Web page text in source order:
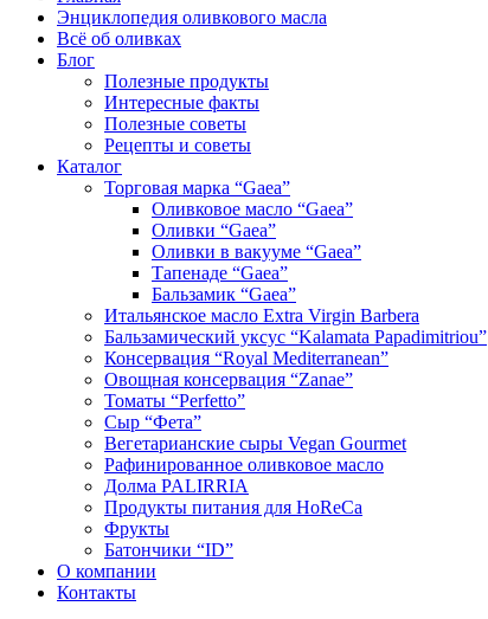
Энциклопедия оливкового масла
Всё об оливках
Блог
Полезные продукты
Интересные факты
Полезные советы
Рецепты и советы
Каталог
Торговая марка “Gaea”
Оливковое масло “Gaea”
Оливки “Gaea”
Оливки в вакууме “Gaea”
Тапенаде “Gaea”
Бальзамик “Gaea”
Итальянское масло Extra Virgin Barbera
Бальзамический уксус “Kalamata Papadimitriou”
Консервация “Royal Mediterranean”
Овощная консервация “Zanae”
Томаты “Perfetto”
Сыр “Фета”
Вегетарианские сыры Vegan Gourmet
Рафинированное оливковое масло
Долма PALIRRIA
Продукты питания для HoReCa
Фрукты
Батончики “ID”
О компании
Контакты